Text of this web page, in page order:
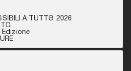
A TUTTƏ 2026
Edizione